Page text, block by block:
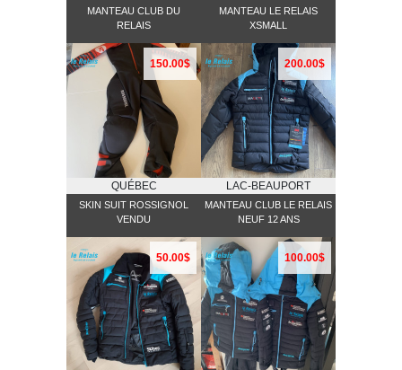
MANTEAU CLUB DU
RELAIS
MANTEAU LE RELAIS
XSMALL
150.00$
QUÉBEC
SKIN SUIT ROSSIGNOL
VENDU
200.00$
LAC-BEAUPORT
MANTEAU CLUB LE RELAIS
NEUF 12 ANS
50.00$ 100.00$